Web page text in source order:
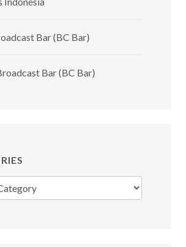
Bar (BC Bar)
Bar (BC Bar)